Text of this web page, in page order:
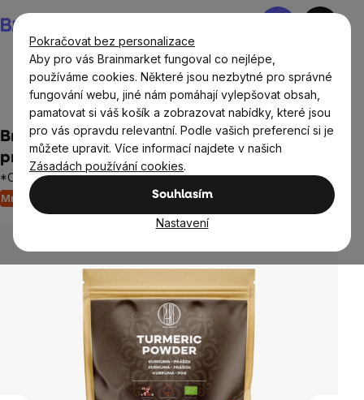
Pokračovat bez personalizace
Aby pro vás Brainmarket fungoval co nejlépe,
používáme cookies. Některé jsou nezbytné pro správné
fungování webu, jiné nám pomáhají vylepšovat obsah,
pamatovat si váš košík a zobrazovat nabídky, které jsou
pro vás opravdu relevantní. Podle vašich preferencí si je
můžete upravit. Více informací najdete v našich
Zásadách používání cookies.
Souhlasím
Nastavení
na
obsah
Nákupní
Potraviny Dochucovadla a koření
BrainMax Pure® Turmeric Powder, Kurkuma,
prášek, BIO, 500 g
*CZ-BIO-001 certifikát
Množstevní sleva
je
5,0
z
5
hvězdiček.
6 hodnocení